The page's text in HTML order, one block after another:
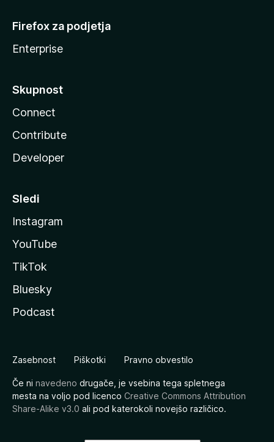
Firefox za podjetja
Enterprise
Skupnost
Connect
Contribute
Developer
Sledi
Instagram
YouTube
TikTok
Bluesky
Podcast
Zasebnost Piškotki Pravno obvestilo
Če ni navedeno drugače, je vsebina tega spletnega
mesta na voljo pod licenco Creative Commons Attribution
Share-Alike v3.0 ali pod katerokoli novejšo različico.